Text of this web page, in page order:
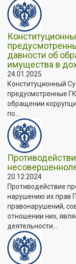
давности об
имущества в
24.01.2025
Конституционный
предусмотренные
обращении
по...
20.12.2024
Противодействие
нарушению их прав
правонарушений,
отношении них,
деятельности...